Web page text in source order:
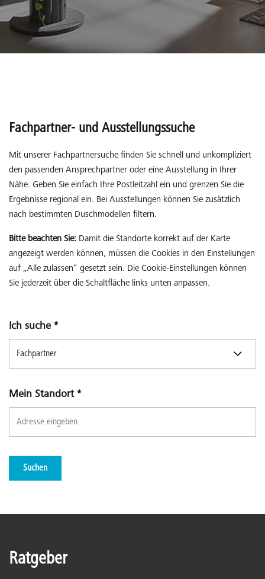
Fachpartner- und Ausstellungssuche
Mit unserer Fachpartnersuche finden Sie schnell und unkompliziert
den passenden Ansprechpartner oder eine Ausstellung in Ihrer
Nähe. Geben Sie einfach Ihre Postleitzahl ein und grenzen Sie die
Ergebnisse regional ein. Bei Ausstellungen können Sie zusätzlich
nach bestimmten Duschmodellen filtern.
Bitte beachten Sie: Damit die Standorte korrekt auf der Karte
angezeigt werden können, müssen die Cookies in den Einstellungen
auf „Alle zulassen“ gesetzt sein. Die Cookie-Einstellungen können
Sie jederzeit über die Schaltfläche links unten anpassen.
Ich suche *
Mein Standort *
Suchen
Ratgeber